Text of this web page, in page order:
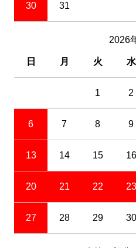
30 31
2026
日 月 火 水
1 2
6 7 8 9
13 14 15 16
20 21 22 23
27 28 29 30